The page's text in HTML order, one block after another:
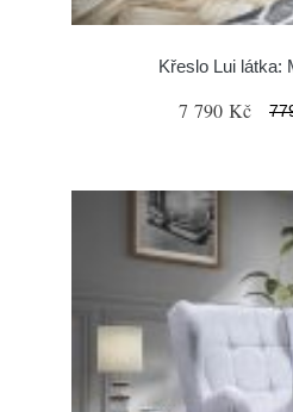
Křeslo Lui látka:
7 790 Kč